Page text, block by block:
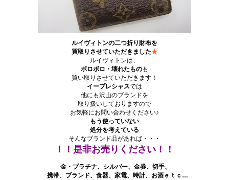
ルイヴィトンの二つ折り財布を
買取りさせていただきました★
ルイヴィトンは、
ボロボロ・ 壊れたものも
買い取りさせていただきます！
イープレシャスでは
他にも沢山のブランドを
取り扱いしておりますので
お気軽にお問い合わせください♪
もう使っていない
処分を考えている
そんなブランド品があれば・・・
！！是非お売りください！！
金・プラチナ、シルバー、金券、切手、
携帯、ブランド、食器、家電、時計、お酒 ｅｔｃ…